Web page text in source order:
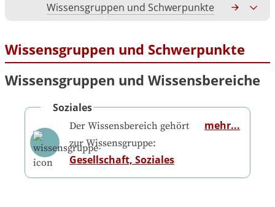
Wissensgruppen und Schwerpunkte
Wissensgruppen und Schwerpunkte
Wissensgruppen und Wissensbereiche
Soziales
Der Wissensbereich gehört
zur Wissensgruppe:
Gesellschaft, Soziales
mehr...